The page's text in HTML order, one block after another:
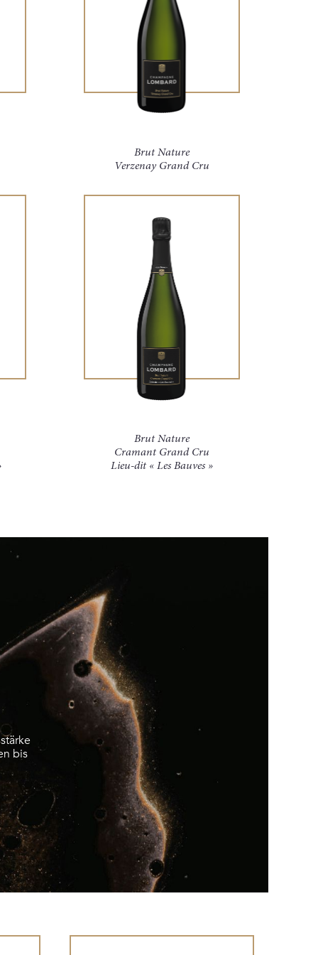
Brut Nature
Verzenay Grand Cru
Brut Nature
Cramant Grand Cru
Lieu-dit « Les Bauves »
bis